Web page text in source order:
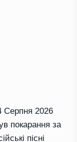
Серпня 2026
покарання за
пісні